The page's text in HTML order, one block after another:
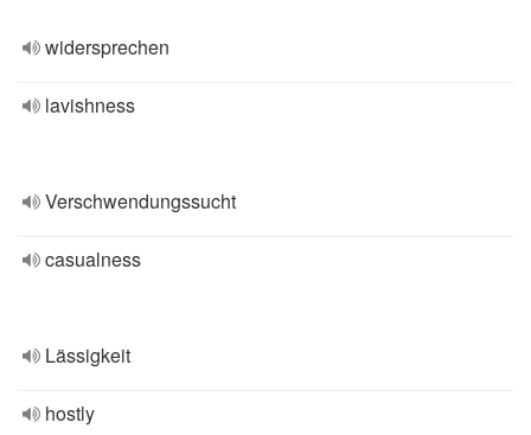
widersprechen
lavishness
Verschwendungssucht
casualness
Lässigkeit
hostly